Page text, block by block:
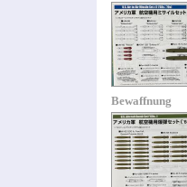
Bewaffnung